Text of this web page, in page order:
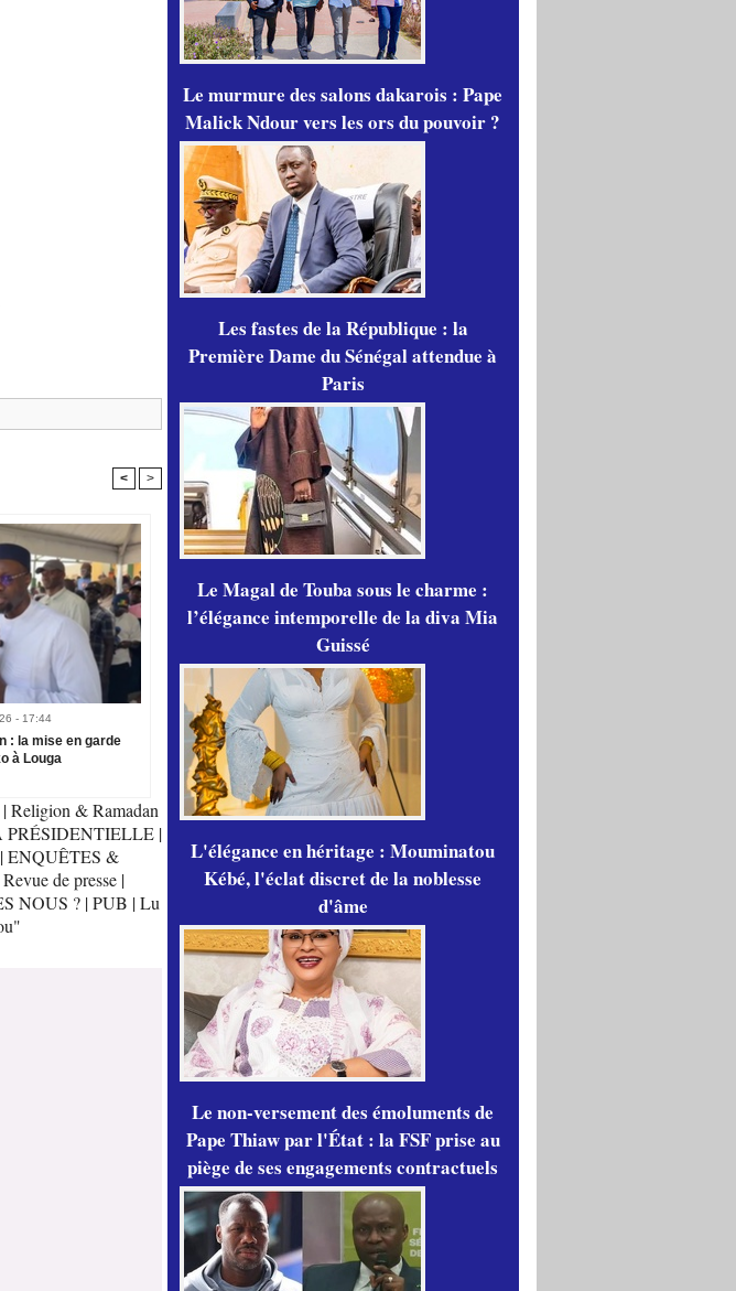
< >
- 17:44
: la mise en garde
à Louga
|Religion & Ramadan
PRÉSIDENTIELLE |
|ENQUÊTES &
Revue de presse |
NOUS ? |PUB |Lu
Le murmure des salons dakarois : Pape
Malick Ndour vers les ors du pouvoir ?
Les fastes de la République : la
Première Dame du Sénégal attendue à
Paris
Le Magal de Touba sous le charme :
l’élégance intemporelle de la diva Mia
Guissé
L'élégance en héritage : Mouminatou
Kébé, l'éclat discret de la noblesse
d'âme
Le non-versement des émoluments de
Pape Thiaw par l'État : la FSF prise au
piège de ses engagements contractuels